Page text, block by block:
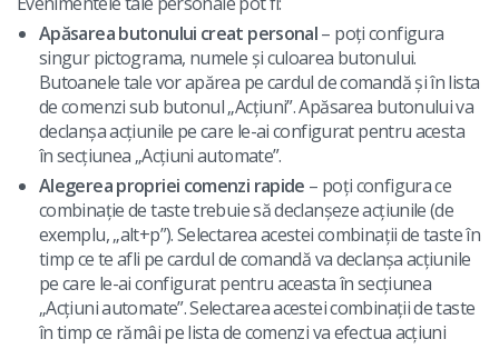
Apăsarea butonului creat personal– poți configura
singur pictograma, numele și culoarea butonului.
Butoanele tale vor apărea pe cardul de comandă și în lista
de comenzi sub butonul „Acțiuni”. Apăsarea butonului va
declanșa acțiunile pe care le-ai configurat pentru acesta
în secțiunea „Acțiuni automate”.
Alegerea propriei comenzi rapide – poți configura ce
combinație de taste trebuie să declanșeze acțiunile (de
exemplu, „alt+p”). Selectarea acestei combinații de taste în
timp ce te afli pe cardul de comandă va declanșa acțiunile
pe care le-ai configurat pentru aceasta în secțiunea
„Acțiuni automate”. Selectarea acestei combinații de taste
în timp ce rămâi pe lista de comenzi va efectua acțiuni